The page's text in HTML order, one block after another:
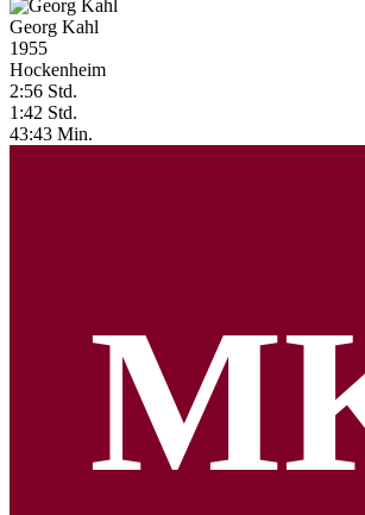
Georg Kahl
1955
Hockenheim
2:56 Std.
1:42 Std.
43:43 Min.